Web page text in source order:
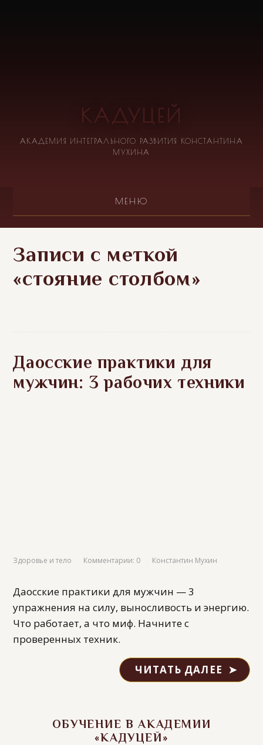
КАДУЦЕЙ
АКАДЕМИЯ ИНТЕГРАЛЬНОГО РАЗВИТИЯ КОНСТАНТИНА
МУХИНА
МЕНЮ
Записи с меткой
«стояние столбом»
Даосские практики для
мужчин: 3 рабочих техники
Здоровье и тело Комментарии: 0 Константин Мухин
Даосские практики для мужчин — 3
упражнения на силу, выносливость и энергию.
Что работает, а что миф. Начните с
проверенных техник.
ЧИТАТЬ ДАЛЕЕ
ОБУЧЕНИЕ В АКАДЕМИИ
«КАДУЦЕЙ»